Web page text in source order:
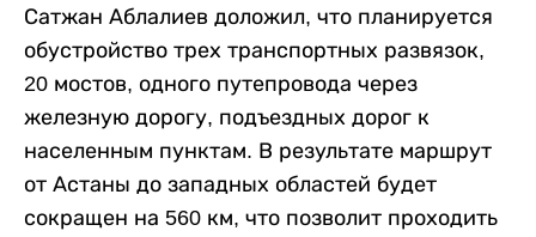
Сатжан Аблалиев доложил, что планируется
обустройство трех транспортных развязок,
20 мостов, одного путепровода через
железную дорогу, подъездных дорог к
населенным пунктам. В результате маршрут
от Астаны до западных областей будет
сокращен на 560 км, что позволит проходить